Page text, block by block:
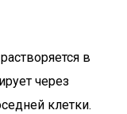
в
через
клетки.